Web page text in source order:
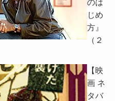
のは
じめ
方』
（２
【映
画 ネ
タバ